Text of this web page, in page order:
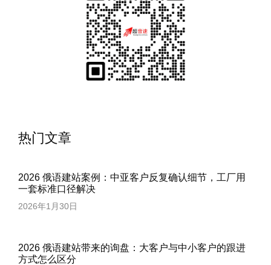
热门文章
2026 俄语建站案例：中亚客户反复确认细节，工厂用
一套标准口径解决
2026年1月30日
2026 俄语建站带来的询盘：大客户与中小客户的跟进
方式怎么区分